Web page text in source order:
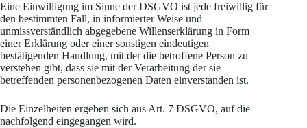
Eine Einwilligung im Sinne der DSGVO ist jede freiwillig für
den bestimmten Fall, in informierter Weise und
unmissverständlich abgegebene Willenserklärung in Form
einer Erklärung oder einer sonstigen eindeutigen
bestätigenden Handlung, mit der die betroffene Person zu
verstehen gibt, dass sie mit der Verarbeitung der sie
betreffenden personenbezogenen Daten einverstanden ist.
Die Einzelheiten ergeben sich aus Art. 7 DSGVO, auf die
nachfolgend eingegangen wird.